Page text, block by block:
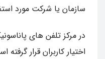
سازمان یا شرکت مورد
در مرکز تلفن های
اختیار کاربران قرار